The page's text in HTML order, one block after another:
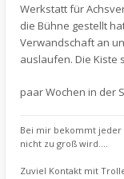
Werkstatt für
die Bühne gestellt
Verwandschaft an
auslaufen. Die Kiste
paar Wochen in der
Bei mir bekommt jeder
nicht zu groß wird....
Zuviel Kontakt mit